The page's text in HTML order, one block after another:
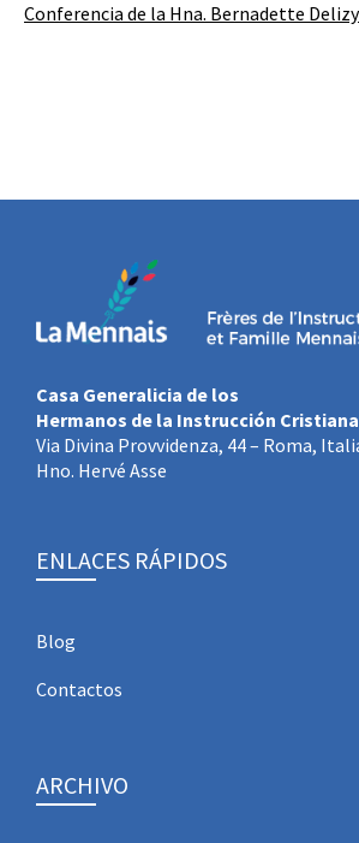
Conferencia de la Hna. Bernadette Delizy
Casa Generalicia de los
Hermanos de la Instrucción Cristiana
Via Divina Provvidenza, 44 – Roma,
Hno. Hervé Asse
ENLACES RÁPIDOS
Blog
Contactos
ARCHIVO